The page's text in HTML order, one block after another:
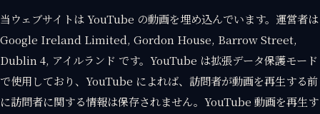
当ウェブサイトは YouTube の動画を埋め込んでいます。運営者は
Google Ireland Limited, Gordon House, Barrow Street,
Dublin 4, アイルランド です。YouTube は拡張データ保護モード
で使用しており、YouTube によれば、訪問者が動画を再生する前
に訪問者に関する情報は保存されません。YouTube 動画を再生す